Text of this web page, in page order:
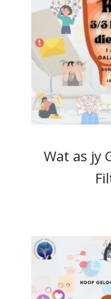
Wat as jy